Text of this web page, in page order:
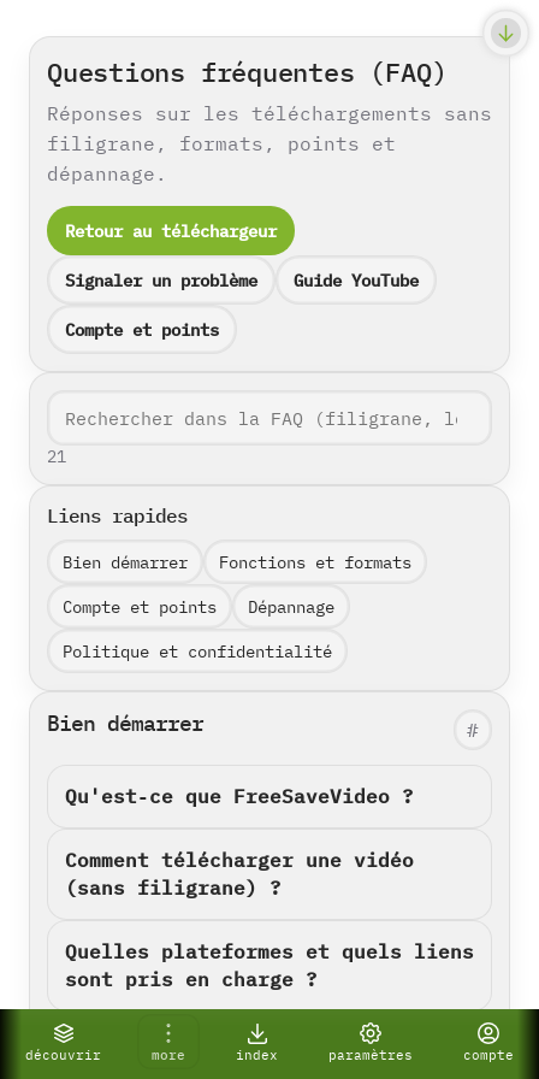
découvrir more index paramètres compte
Questions fréquentes (FAQ)
Réponses sur les téléchargements sans
filigrane, formats, points et
dépannage.
Retour au téléchargeur
Signaler un problème Guide YouTube
Compte et points
21
Liens rapides
Bien démarrer
Fonctions et formats
Compte et points
Dépannage
Politique et confidentialité
Bien démarrer #
Qu'est‑ce que FreeSaveVideo ?
Comment télécharger une vidéo
(sans filigrane) ?
Quelles plateformes et quels liens
sont pris en charge ?
YouTube est-il pris en charge ?